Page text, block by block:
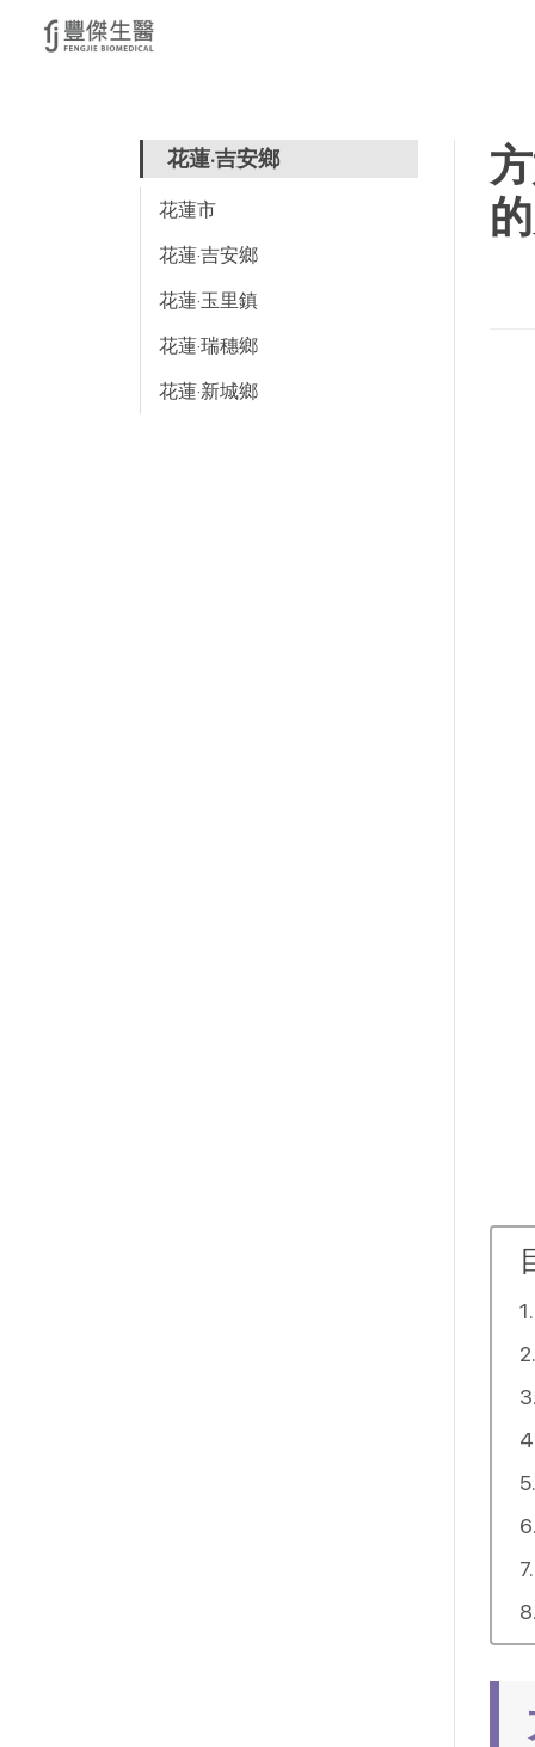
花蓮·吉安鄉
花蓮市
花蓮·吉安鄉
花蓮·玉里鎮
花蓮·瑞穗鄉
花蓮·新城鄉